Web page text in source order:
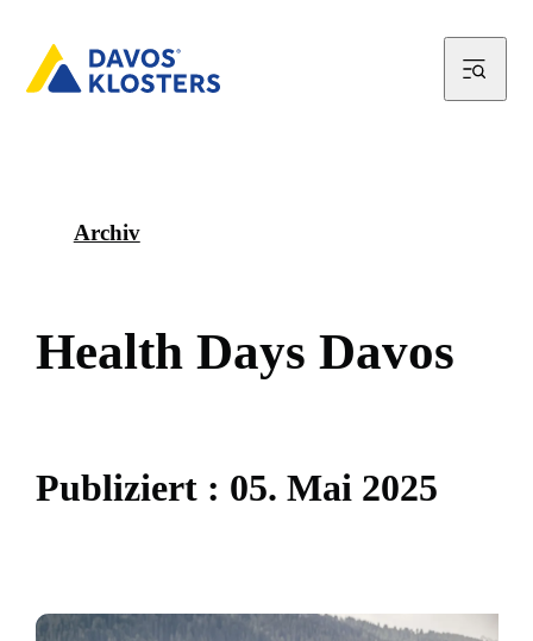
Archiv
Health Days Davos
Publiziert : 05. Mai 2025